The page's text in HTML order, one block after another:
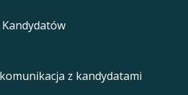
z kandydatami